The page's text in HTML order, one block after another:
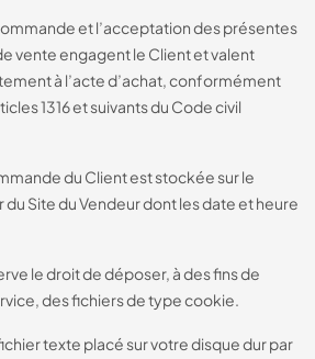
et l’acceptation des présentes
vente engagent le Client et valent
à l’acte d’achat, conformément
1316 et suivants du Code civil
du Client est stockée sur le
Site du Vendeur dont les date et heure
le droit de déposer, à des fins de
des fichiers de type cookie.
texte placé sur votre disque dur par